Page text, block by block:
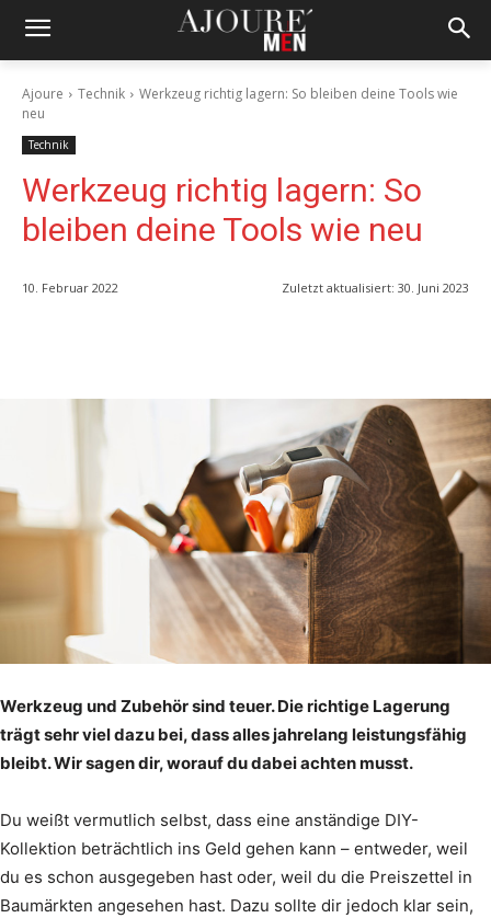
Ajoure Technik
Werkzeug richtig lagern: So bleiben deine Tools wie
neu
Technik
Werkzeug richtig lagern: So
bleiben deine Tools wie neu
10. Februar 2022 Zuletzt aktualisiert: 30. Juni 2023
Werkzeug und Zubehör sind teuer. Die richtige Lagerung
trägt sehr viel dazu bei, dass alles jahrelang leistungsfähig
bleibt. Wir sagen dir, worauf du dabei achten musst.
Du weißt vermutlich selbst, dass eine anständige DIY-
Kollektion beträchtlich ins Geld gehen kann – entweder, weil
du es schon ausgegeben hast oder, weil du die Preiszettel in
Baumärkten angesehen hast. Dazu sollte dir jedoch klar sein,